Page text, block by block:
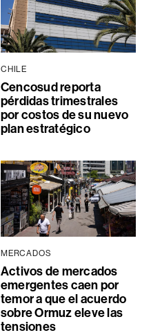
CHILE
Cencosud reporta
pérdidas trimestrales
por costos de su nuevo
plan estratégico
MERCADOS
Activos de mercados
emergentes caen por
temor a que el acuerdo
sobre Ormuz eleve las
tensiones